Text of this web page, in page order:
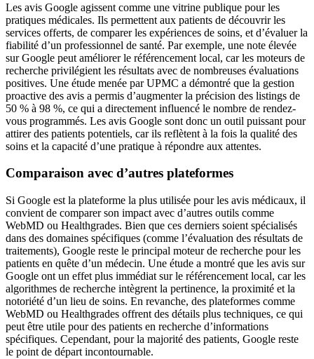
Les avis Google agissent comme une vitrine publique pour les
pratiques médicales. Ils permettent aux patients de découvrir les
services offerts, de comparer les expériences de soins, et d’évaluer la
fiabilité d’un professionnel de santé. Par exemple, une note élevée
sur Google peut améliorer le référencement local, car les moteurs de
recherche privilégient les résultats avec de nombreuses évaluations
positives. Une étude menée par UPMC a démontré que la gestion
proactive des avis a permis d’augmenter la précision des listings de
50 % à 98 %, ce qui a directement influencé le nombre de rendez-
vous programmés. Les avis Google sont donc un outil puissant pour
attirer des patients potentiels, car ils reflètent à la fois la qualité des
soins et la capacité d’une pratique à répondre aux attentes.
Comparaison avec d’autres plateformes
Si Google est la plateforme la plus utilisée pour les avis médicaux, il
convient de comparer son impact avec d’autres outils comme
WebMD ou Healthgrades. Bien que ces derniers soient spécialisés
dans des domaines spécifiques (comme l’évaluation des résultats de
traitements), Google reste le principal moteur de recherche pour les
patients en quête d’un médecin. Une étude a montré que les avis sur
Google ont un effet plus immédiat sur le référencement local, car les
algorithmes de recherche intègrent la pertinence, la proximité et la
notoriété d’un lieu de soins. En revanche, des plateformes comme
WebMD ou Healthgrades offrent des détails plus techniques, ce qui
peut être utile pour des patients en recherche d’informations
spécifiques. Cependant, pour la majorité des patients, Google reste
le point de départ incontournable.